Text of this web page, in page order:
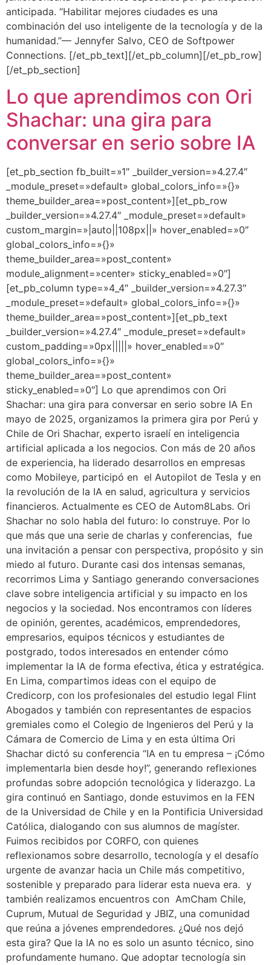
anticipada. “Habilitar mejores ciudades es una
combinación del uso inteligente de la tecnología y de la
humanidad.”— Jennyfer Salvo, CEO de Softpower
Connections. [/et_pb_text][/et_pb_column][/et_pb_row]
[/et_pb_section]
Lo que aprendimos con Ori
Shachar: una gira para
conversar en serio sobre IA
[et_pb_section fb_built=»1″ _builder_version=»4.27.4″
_module_preset=»default» global_colors_info=»{}»
theme_builder_area=»post_content»][et_pb_row
_builder_version=»4.27.4″ _module_preset=»default»
custom_margin=»|auto||108px||» hover_enabled=»0″
global_colors_info=»{}»
theme_builder_area=»post_content»
module_alignment=»center» sticky_enabled=»0″]
[et_pb_column type=»4_4″ _builder_version=»4.27.3″
_module_preset=»default» global_colors_info=»{}»
theme_builder_area=»post_content»][et_pb_text
_builder_version=»4.27.4″ _module_preset=»default»
custom_padding=»0px|||||» hover_enabled=»0″
global_colors_info=»{}»
theme_builder_area=»post_content»
sticky_enabled=»0″] Lo que aprendimos con Ori
Shachar: una gira para conversar en serio sobre IA En
mayo de 2025, organizamos la primera gira por Perú y
Chile de Ori Shachar, experto israelí en inteligencia
artificial aplicada a los negocios. Con más de 20 años
de experiencia, ha liderado desarrollos en empresas
como Mobileye, participó en el Autopilot de Tesla y en
la revolución de la IA en salud, agricultura y servicios
financieros. Actualmente es CEO de Autom8Labs. Ori
Shachar no solo habla del futuro: lo construye. Por lo
que más que una serie de charlas y conferencias, fue
una invitación a pensar con perspectiva, propósito y sin
miedo al futuro. Durante casi dos intensas semanas,
recorrimos Lima y Santiago generando conversaciones
clave sobre inteligencia artificial y su impacto en los
negocios y la sociedad. Nos encontramos con líderes
de opinión, gerentes, académicos, emprendedores,
empresarios, equipos técnicos y estudiantes de
postgrado, todos interesados en entender cómo
implementar la IA de forma efectiva, ética y estratégica.
En Lima, compartimos ideas con el equipo de
Credicorp, con los profesionales del estudio legal Flint
Abogados y también con representantes de espacios
gremiales como el Colegio de Ingenieros del Perú y la
Cámara de Comercio de Lima y en esta última Ori
Shachar dictó su conferencia “IA en tu empresa – ¡Cómo
implementarla bien desde hoy!”, generando reflexiones
profundas sobre adopción tecnológica y liderazgo. La
gira continuó en Santiago, donde estuvimos en la FEN
de la Universidad de Chile y en la Pontificia Universidad
Católica, dialogando con sus alumnos de magíster.
Fuimos recibidos por CORFO, con quienes
reflexionamos sobre desarrollo, tecnología y el desafío
urgente de avanzar hacia un Chile más competitivo,
sostenible y preparado para liderar esta nueva era. y
también realizamos encuentros con AmCham Chile,
Cuprum, Mutual de Seguridad y JBIZ, una comunidad
que reúna a jóvenes emprendedores. ¿Qué nos dejó
esta gira? Que la IA no es solo un asunto técnico, sino
profundamente humano. Que adoptar tecnología sin